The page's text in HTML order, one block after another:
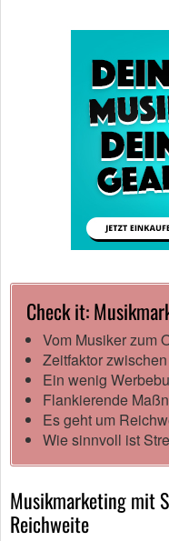
Check it:
Vom Musiker zum
Zeitfaktor
Ein wenig
Flankierende
Es geht um
Wie sinnvoll ist
Musikmarketing mit
Reichweite